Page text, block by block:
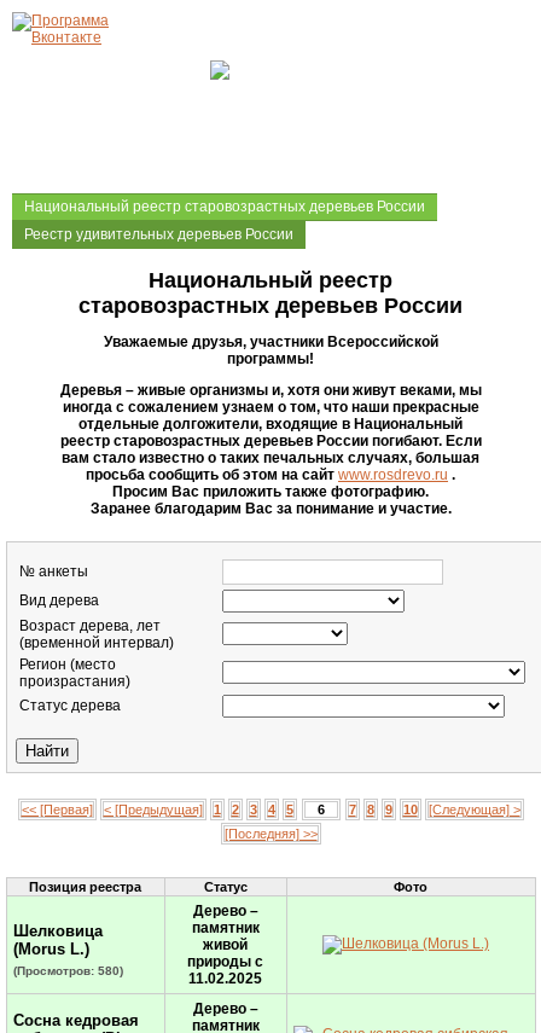
Национальный реестр старовозрастных деревьев России
Реестр удивительных деревьев России
Национальный реестр
старовозрастных деревьев России
Уважаемые друзья, участники Всероссийской
программы!
Деревья – живые организмы и, хотя они живут веками, мы
иногда с сожалением узнаем о том, что наши прекрасные
отдельные долгожители, входящие в Национальный
реестр старовозрастных деревьев России погибают. Если
вам стало известно о таких печальных случаях, большая
просьба сообщить об этом на сайт www.rosdrevo.ru .
Просим Вас приложить также фотографию.
Заранее благодарим Вас за понимание и участие.
№ анкеты
Вид дерева
Возраст дерева, лет
(временной интервал)
Регион (место
произрастания)
Статус дерева
<< [Первая] < [Предыдущая] 1 2 3 4 5 6 7 8 9 10
[Следующая] >
[Последняя] >>
Позиция реестра Статус Фото
Шелковица
(Morus L.)
(Просмотров: 580)
Дерево –
памятник
живой
природы с
11.02.2025
Cосна кедровая
Дерево –
памятник